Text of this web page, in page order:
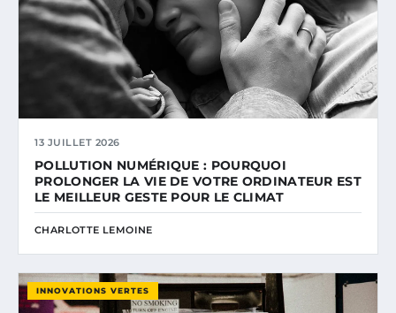
13 JUILLET 2026
POLLUTION NUMÉRIQUE : POURQUOI
PROLONGER LA VIE DE VOTRE ORDINATEUR EST
LE MEILLEUR GESTE POUR LE CLIMAT
CHARLOTTE LEMOINE
INNOVATIONS VERTES